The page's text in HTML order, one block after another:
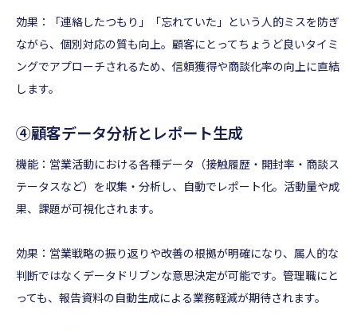
効果：「連絡したつもり」「忘れていた」という人的ミスを防ぎ
ながら、個別対応の質も向上。顧客にとってちょうど良いタイミ
ングでアプローチされるため、信頼獲得や商談化率の向上に直結
します。
④顧客データ分析とレポート生成
機能：営業活動における各種データ（接触履歴・開封率・商談ス
テータスなど）を収集・分析し、自動でレポート化。活動量や成
果、課題が可視化されます。
効果：営業戦略の振り返りや改善の根拠が明確になり、属人的な
判断ではなくデータドリブンな意思決定が可能です。管理職にと
っても、報告資料の自動生成による業務軽減が期待されます。